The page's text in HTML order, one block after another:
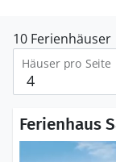
10 Ferienhäuser
Häuser pro Seite
Ferienhaus